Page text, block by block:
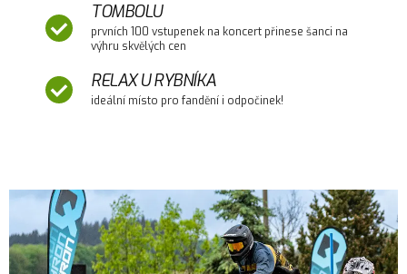
TOMBOLU
prvních 100 vstupenek na koncert přinese šanci na
výhru skvělých cen
RELAX U RYBNÍKA
ideální místo pro fandění i odpočinek!